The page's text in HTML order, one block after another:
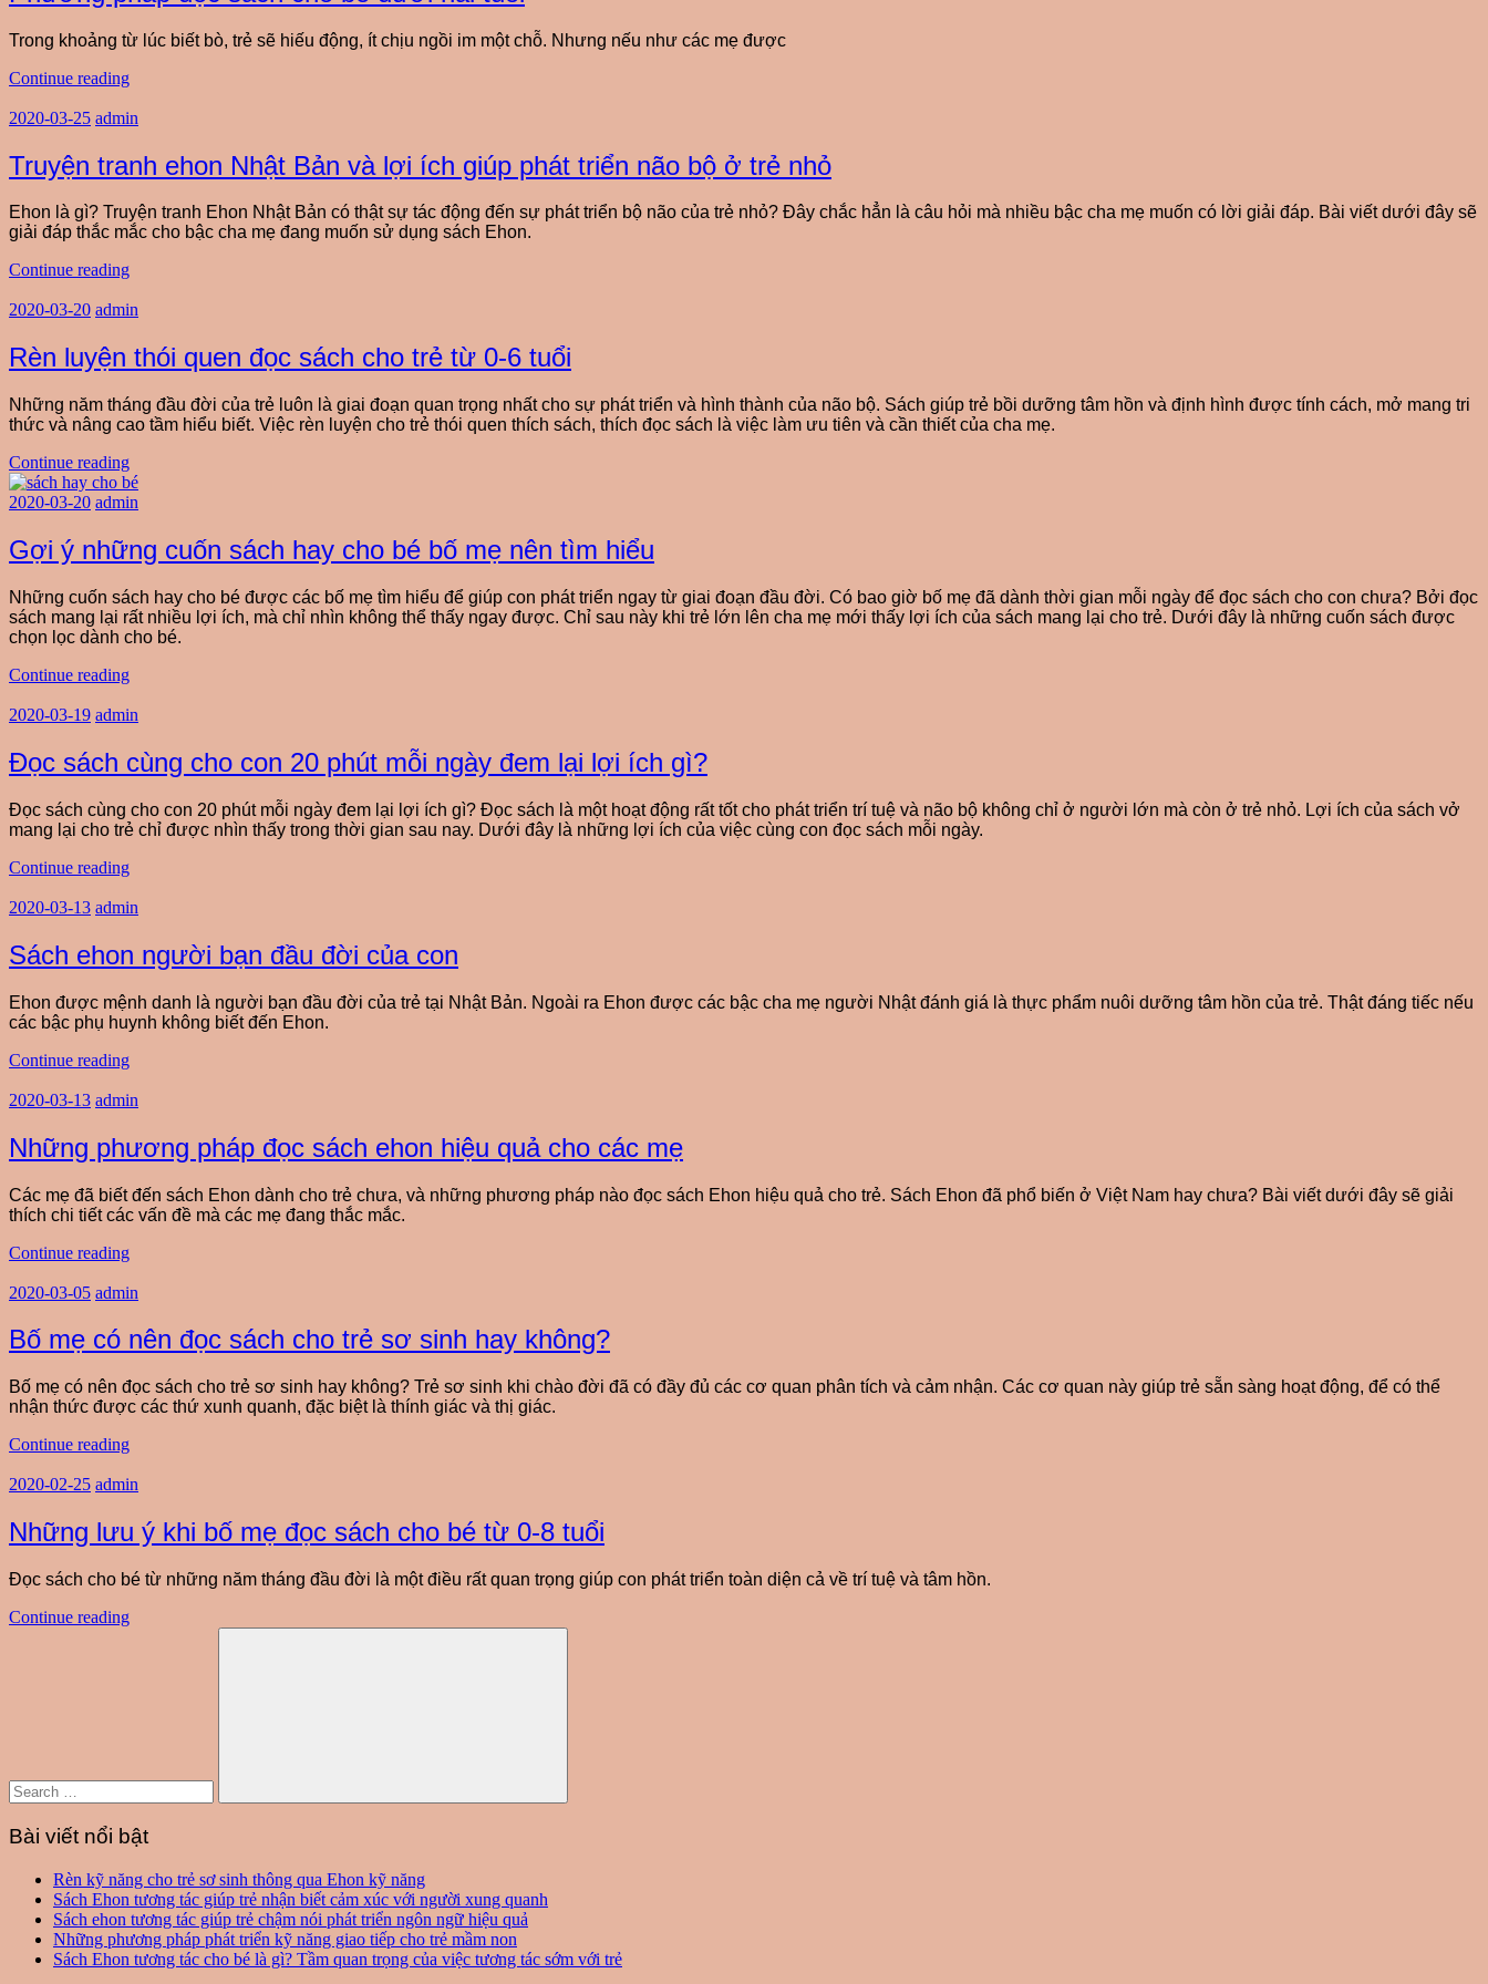
Trong khoảng từ lúc biết bò, trẻ sẽ hiếu động, ít chịu ngồi im một chỗ. Nhưng nếu như các mẹ được
Continue reading
2020-03-25 admin
Truyện tranh ehon Nhật Bản và lợi ích giúp phát triển não bộ ở trẻ nhỏ
Ehon là gì? Truyện tranh Ehon Nhật Bản có thật sự tác động đến sự phát triển bộ não của trẻ nhỏ? Đây chắc hẳn là câu hỏi mà nhiều bậc cha mẹ muốn có lời giải đáp. Bài viết dưới đây sẽ
giải đáp thắc mắc cho bậc cha mẹ đang muốn sử dụng sách Ehon.
Continue reading
2020-03-20 admin
Rèn luyện thói quen đọc sách cho trẻ từ 0-6 tuổi
Những năm tháng đầu đời của trẻ luôn là giai đoạn quan trọng nhất cho sự phát triển và hình thành của não bộ. Sách giúp trẻ bồi dưỡng tâm hồn và định hình được tính cách, mở mang tri
thức và nâng cao tầm hiểu biết. Việc rèn luyện cho trẻ thói quen thích sách, thích đọc sách là việc làm ưu tiên và cần thiết của cha mẹ.
Continue reading
2020-03-20 admin
Gợi ý những cuốn sách hay cho bé bố mẹ nên tìm hiểu
Những cuốn sách hay cho bé được các bố mẹ tìm hiểu để giúp con phát triển ngay từ giai đoạn đầu đời. Có bao giờ bố mẹ đã dành thời gian mỗi ngày để đọc sách cho con chưa? Bởi đọc
sách mang lại rất nhiều lợi ích, mà chỉ nhìn không thể thấy ngay được. Chỉ sau này khi trẻ lớn lên cha mẹ mới thấy lợi ích của sách mang lại cho trẻ. Dưới đây là những cuốn sách được
chọn lọc dành cho bé.
Continue reading
2020-03-19 admin
Đọc sách cùng cho con 20 phút mỗi ngày đem lại lợi ích gì?
Đọc sách cùng cho con 20 phút mỗi ngày đem lại lợi ích gì? Đọc sách là một hoạt động rất tốt cho phát triển trí tuệ và não bộ không chỉ ở người lớn mà còn ở trẻ nhỏ. Lợi ích của sách vở
mang lại cho trẻ chỉ được nhìn thấy trong thời gian sau nay. Dưới đây là những lợi ích của việc cùng con đọc sách mỗi ngày.
Continue reading
2020-03-13 admin
Sách ehon người bạn đầu đời của con
Ehon được mệnh danh là người bạn đầu đời của trẻ tại Nhật Bản. Ngoài ra Ehon được các bậc cha mẹ người Nhật đánh giá là thực phẩm nuôi dưỡng tâm hồn của trẻ. Thật đáng tiếc nếu
các bậc phụ huynh không biết đến Ehon.
Continue reading
2020-03-13 admin
Những phương pháp đọc sách ehon hiệu quả cho các mẹ
Các mẹ đã biết đến sách Ehon dành cho trẻ chưa, và những phương pháp nào đọc sách Ehon hiệu quả cho trẻ. Sách Ehon đã phổ biến ở Việt Nam hay chưa? Bài viết dưới đây sẽ giải
thích chi tiết các vấn đề mà các mẹ đang thắc mắc.
Continue reading
2020-03-05 admin
Bố mẹ có nên đọc sách cho trẻ sơ sinh hay không?
Bố mẹ có nên đọc sách cho trẻ sơ sinh hay không? Trẻ sơ sinh khi chào đời đã có đầy đủ các cơ quan phân tích và cảm nhận. Các cơ quan này giúp trẻ sẵn sàng hoạt động, để có thể
nhận thức được các thứ xunh quanh, đặc biệt là thính giác và thị giác.
Continue reading
2020-02-25 admin
Những lưu ý khi bố mẹ đọc sách cho bé từ 0-8 tuổi
Đọc sách cho bé từ những năm tháng đầu đời là một điều rất quan trọng giúp con phát triển toàn diện cả về trí tuệ và tâm hồn.
Continue reading
Search
Bài viết nổi bật
Rèn kỹ năng cho trẻ sơ sinh thông qua Ehon kỹ năng
Sách Ehon tương tác giúp trẻ nhận biết cảm xúc với người xung quanh
Sách ehon tương tác giúp trẻ chậm nói phát triển ngôn ngữ hiệu quả
Những phương pháp phát triển kỹ năng giao tiếp cho trẻ mầm non
Sách Ehon tương tác cho bé là gì? Tầm quan trọng của việc tương tác sớm với trẻ